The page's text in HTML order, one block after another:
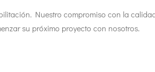
Nuestro compromiso con la
su próximo proyecto con nosotros.